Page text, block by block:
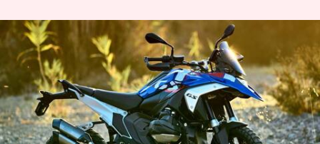
BMW R 1300 GS भारत में जल्द
होगी लॉन्च, टीजर से मिला यह संकेत
लेखन दिनेश चंद शर्मा May 28, 2024 04:17 pm
क्या है खबर?